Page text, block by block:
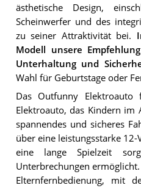
ästhetische Design,
Scheinwerfer und des
zu seiner Attraktivität bei.
Modell unsere
Unterhaltung und
Wahl für Geburtstage oder
Das Outfunny
Elektroauto, das Kindern im
spannendes und sicheres
über eine leistungsstarke
eine lange Spielzeit
Unterbrechungen
Elternfernbedienung, mit